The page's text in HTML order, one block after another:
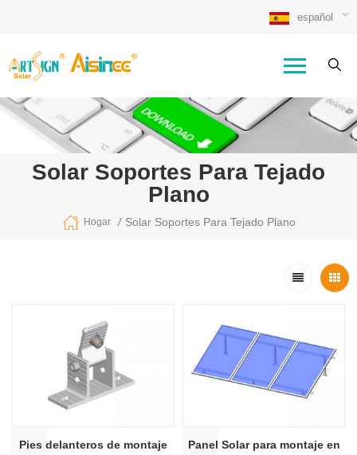
español
Solar Soportes Para Tejado
Plano
Hogar / Solar Soportes Para Tejado Plano
Pies delanteros de montaje
Panel Solar para montaje en